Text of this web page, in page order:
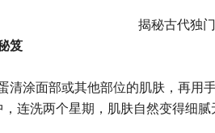
揭秘古代独
笈
清涂面部或其他部位的肌肤，再用
连洗两个星期，肌肤自然变得细腻